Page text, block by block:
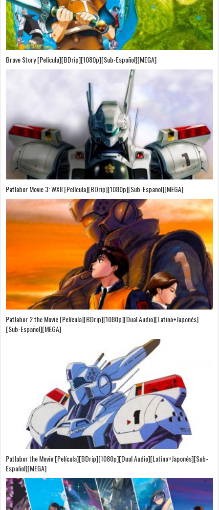
Brave Story [Película][BDrip][1080p][Sub-Español][MEGA]
Patlabor Movie 3: WXII [Película][BDrip][1080p][Sub-Español][MEGA]
Patlabor 2 the Movie [Película][BDrip][1080p][Dual Audio][Latino+Japonés]
[Sub-Español][MEGA]
Patlabor the Movie [Película][BDrip][1080p][Dual Audio][Latino+Japonés][Sub-
Español][MEGA]